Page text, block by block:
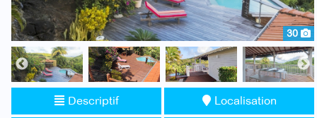
30
Descriptif Localisation